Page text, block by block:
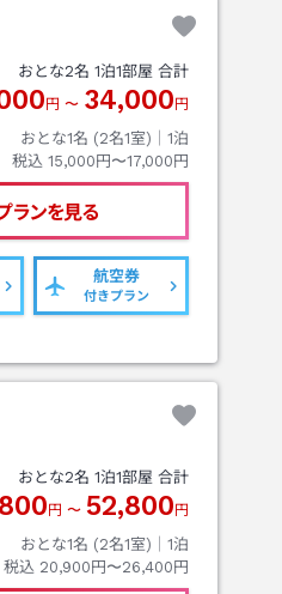
おとな2名 1泊1部屋 合計
円 〜 34,000 円
おとな1名 (2名1室)｜ 1泊
税込 15,000円〜17,000円
ランを見る
航空券
付きプラン
おとな2名 1泊1部屋 合計
円 〜 52,800 円
おとな1名 (2名1室)｜ 1泊
税込 20,900円〜26,400円